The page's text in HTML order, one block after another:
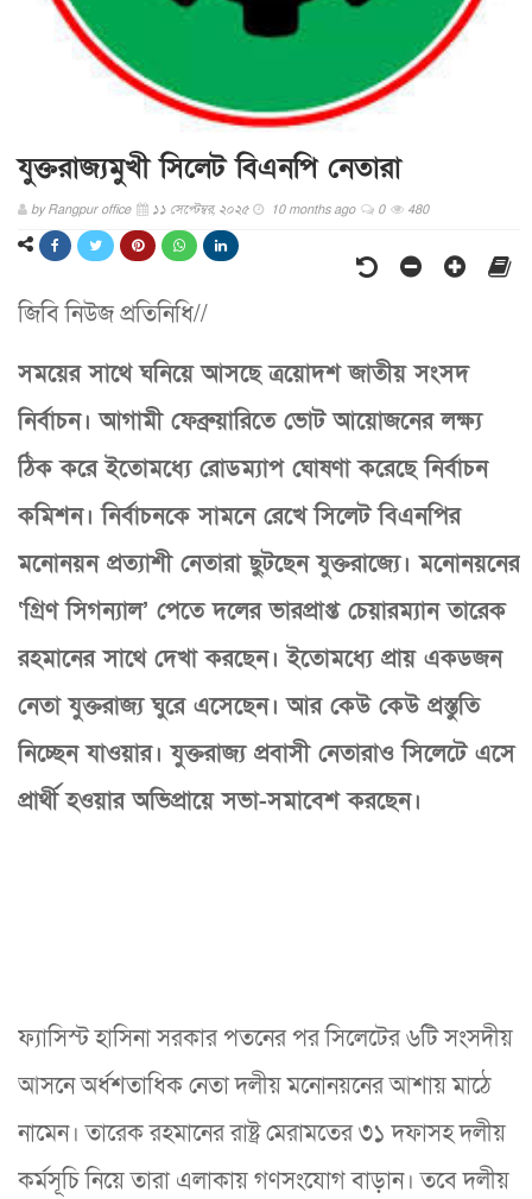
যুক্তরাজ্যমুখী সিলেট বিএনপি নেতারা
byRangpur office ১১ সেপ্টেম্বর, ২০২৫ 10 months ago 0 480
জিবি নিউজ প্রতিনিধি//
সময়ের সাথে ঘনিয়ে আসছে ত্রয়োদশ জাতীয় সংসদ
নির্বাচন। আগামী ফেব্রুয়ারিতে ভোট আয়োজনের লক্ষ্য
ঠিক করে ইতোমধ্যে রোডম্যাপ ঘোষণা করেছে নির্বাচন
কমিশন। নির্বাচনকে সামনে রেখে সিলেট বিএনপির
মনোনয়ন প্রত্যাশী নেতারা ছুটছেন যুক্তরাজ্যে। মনোনয়নের
‘গ্রিণ সিগন্যাল’ পেতে দলের ভারপ্রাপ্ত চেয়ারম্যান তারেক
রহমানের সাথে দেখা করছেন। ইতোমধ্যে প্রায় একডজন
নেতা যুক্তরাজ্য ঘুরে এসেছেন। আর কেউ কেউ প্রস্তুতি
নিচ্ছেন যাওয়ার। যুক্তরাজ্য প্রবাসী নেতারাও সিলেটে এসে
প্রার্থী হওয়ার অভিপ্রায়ে সভা-সমাবেশ করছেন।
ফ্যাসিস্ট হাসিনা সরকার পতনের পর সিলেটের ৬টি সংসদীয়
আসনে অর্ধশতাধিক নেতা দলীয় মনোনয়নের আশায় মাঠে
নামেন। তারেক রহমানের রাষ্ট্র মেরামতের ৩১ দফাসহ দলীয়
কর্মসূচি নিয়ে তারা এলাকায় গণসংযোগ বাড়ান। তবে দলীয়